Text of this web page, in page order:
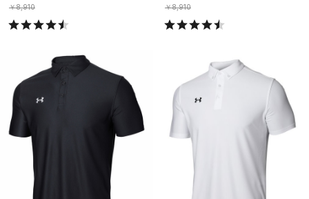
￥8,910
￥8,910